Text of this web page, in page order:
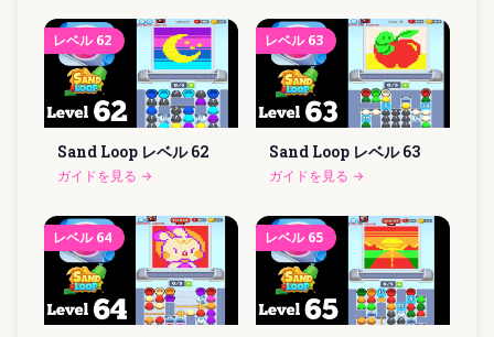
レベル 62
Sand Loop レベル 62
ガイドを見る →
レベル 63
Sand Loop レベル 63
ガイドを見る →
レベル 64 レベル 65